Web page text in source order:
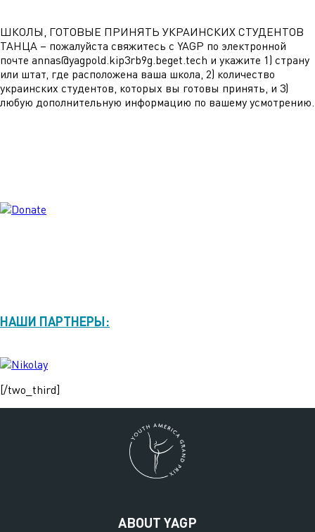
ШКОЛЫ, ГОТОВЫЕ ПРИНЯТЬ УКРАИНСКИХ СТУДЕНТОВ
ТАНЦА – пожалуйста свяжитесь с YAGP по электронной
почте annas@yagpold.kip3rb9g.beget.tech и укажите 1) страну
или штат, где расположена ваша школа, 2) количество
украинских студентов, которых вы готовы принять, и 3)
любую дополнительную информацию по вашему усмотрению.
НАШИ ПАРТНЕРЫ:
[/two_third]
ABOUT YAGP